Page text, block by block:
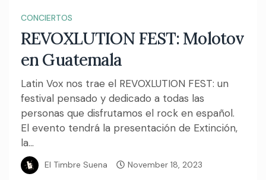
CONCIERTOS
REVOXLUTION FEST: Molotov
en Guatemala
Latin Vox nos trae el REVOXLUTION FEST: un
festival pensado y dedicado a todas las
personas que disfrutamos el rock en español.
El evento tendrá la presentación de Extinción,
la...
El Timbre Suena November 18, 2023